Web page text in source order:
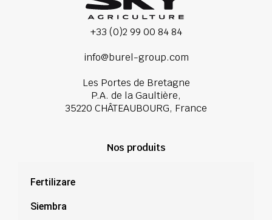
+33 (0)2 99 00 84 84
info@burel-group.com
Les Portes de Bretagne
P.A. de la Gaultière,
35220 CHÂTEAUBOURG, France
Nos produits
Fertilizare
Siembra